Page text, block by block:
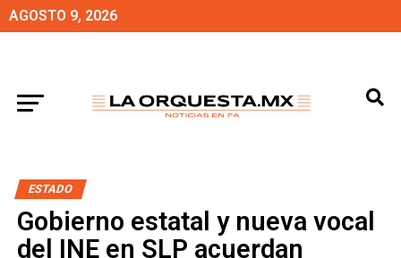
AGOSTO 9, 2026
ESTADO
Gobierno estatal y nueva vocal
del INE en SLP acuerdan